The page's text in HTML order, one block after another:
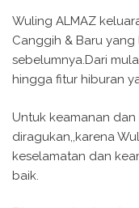
Wuling ALMAZ
Canggih & Baru
sebelumnya.Dari
hingga fitur hiburan
Untuk keamanan
diragukan,,karena
keselamatan dan
baik.